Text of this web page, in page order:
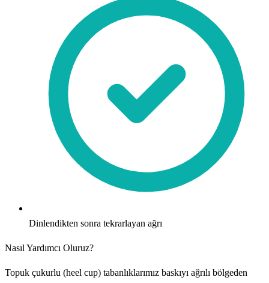
Dinlendikten sonra tekrarlayan ağrı
Nasıl Yardımcı Oluruz?
Topuk çukurlu (heel cup) tabanlıklarımız baskıyı ağrılı bölgeden